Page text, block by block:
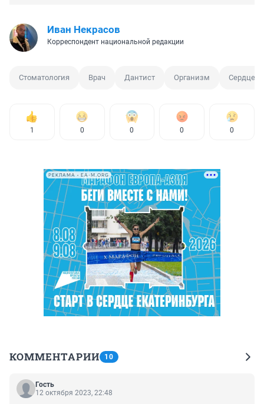
Иван Некрасов
Корреспондент национальной редакции
Стоматология Врач Дантист Организм Сердце
1 0 0 0 0
РЕКЛАМА • EA-M.ORG
КОММЕНТАРИИ 10
Гость
12 октября 2023, 22:48